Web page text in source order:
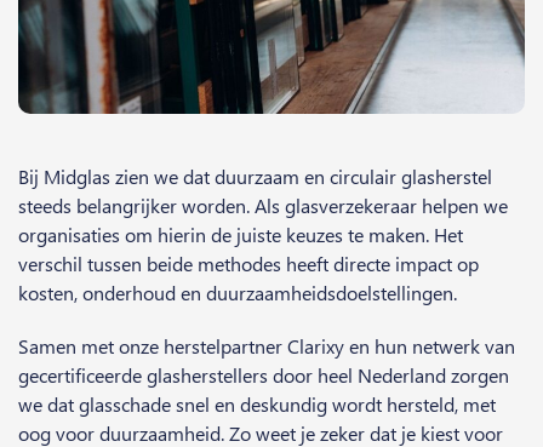
Bij Midglas zien we dat duurzaam en circulair glasherstel
steeds belangrijker worden. Als glasverzekeraar helpen we
organisaties om hierin de juiste keuzes te maken. Het
verschil tussen beide methodes heeft directe impact op
kosten, onderhoud en duurzaamheidsdoelstellingen.
Samen met onze herstelpartner Clarixy en hun netwerk van
gecertificeerde glasherstellers door heel Nederland zorgen
we dat glasschade snel en deskundig wordt hersteld, met
oog voor duurzaamheid. Zo weet je zeker dat je kiest voor